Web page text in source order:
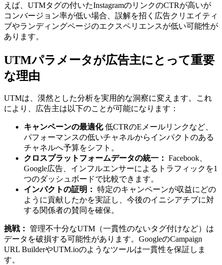
えば、UTMタグの付いたInstagramのリンクのCTRが高いが
コンバージョン率が低い場合、誤解を招く広告クリエイティ
ブやランディングページのエクスペリエンスが低い可能性が
あります。
UTMパラメータが広告主にとって重要
な理由
UTMは、漠然とした分析を実用的な洞察に変えます。これ
により、広告主は以下のことが可能になります：
キャンペーンの最適化低CTRのEメールリンクなど、
パフォーマンスの低いチャネルからインパクトのある
チャネルへ予算をシフト。
クロスプラットフォームデータの統一： Facebook、
Google広告、インフルエンサーによるトラフィックを1
つのダッシュボードで比較できます。
インパクトの証明： 特定のキャンペーンが収益にどの
ように貢献したかを実証し、今後のイニシアチブに対
する関係者の賛同を確保。
挑戦： 管理不十分なUTM（一貫性のないタグ付けなど）は
データを破損する可能性があります。GoogleのCampaign
URL BuilderやUTM.ioのようなツールは一貫性を保証しま
す。